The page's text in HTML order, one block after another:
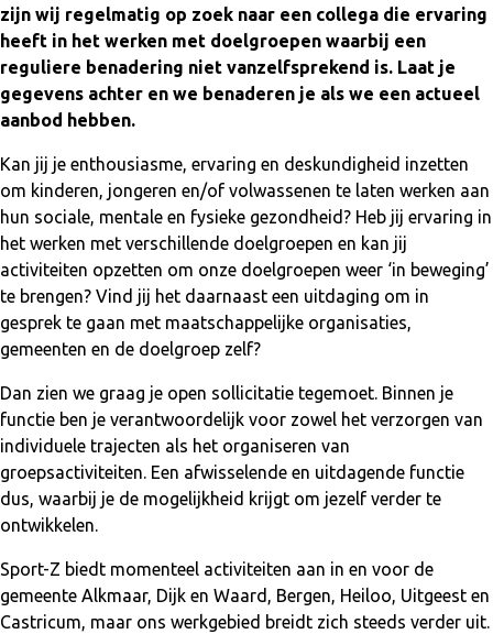
zijn wij regelmatig op zoek naar een collega die ervaring
heeft in het werken met doelgroepen waarbij een
reguliere benadering niet vanzelfsprekend is. Laat je
gegevens achter en we benaderen je als we een actueel
aanbod hebben.
Kan jij je enthousiasme, ervaring en deskundigheid inzetten
om kinderen, jongeren en/of volwassenen te laten werken aan
hun sociale, mentale en fysieke gezondheid? Heb jij ervaring in
het werken met verschillende doelgroepen en kan jij
activiteiten opzetten om onze doelgroepen weer ‘in beweging’
te brengen? Vind jij het daarnaast een uitdaging om in
gesprek te gaan met maatschappelijke organisaties,
gemeenten en de doelgroep zelf?
Dan zien we graag je open sollicitatie tegemoet. Binnen je
functie ben je verantwoordelijk voor zowel het verzorgen van
individuele trajecten als het organiseren van
groepsactiviteiten. Een afwisselende en uitdagende functie
dus, waarbij je de mogelijkheid krijgt om jezelf verder te
ontwikkelen.
Sport-Z biedt momenteel activiteiten aan in en voor de
gemeente Alkmaar, Dijk en Waard, Bergen, Heiloo, Uitgeest en
Castricum, maar ons werkgebied breidt zich steeds verder uit.